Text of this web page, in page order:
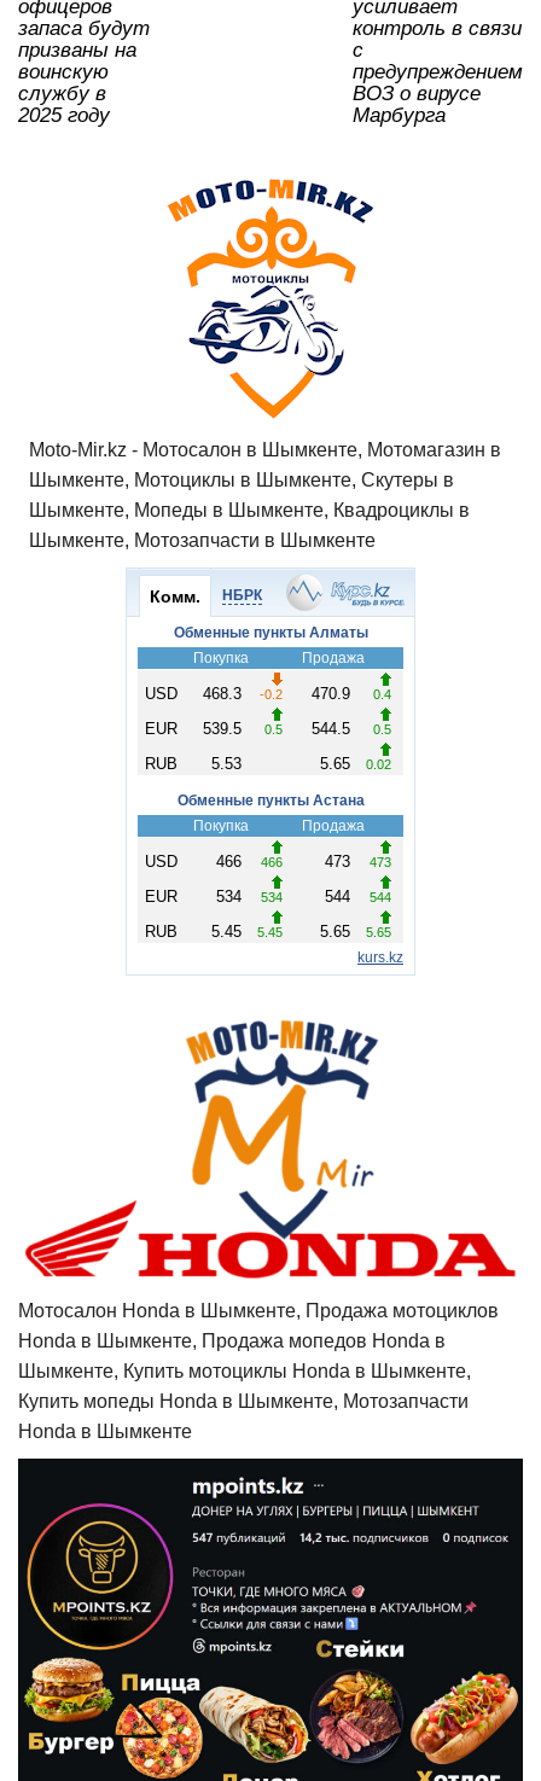
офицеров
запаса будут
призваны на
воинскую
службу в
2025 году
усиливает
контроль в связи
с
предупреждением
ВОЗ о вирусе
Марбурга
Moto-Mir.kz - Мотосалон в Шымкенте, Мотомагазин в
Шымкенте, Мотоциклы в Шымкенте, Скутеры в
Шымкенте, Мопеды в Шымкенте, Квадроциклы в
Шымкенте, Мотозапчасти в Шымкенте
Мотосалон Honda в Шымкенте, Продажа мотоциклов
Honda в Шымкенте, Продажа мопедов Honda в
Шымкенте, Купить мотоциклы Honda в Шымкенте,
Купить мопеды Honda в Шымкенте, Мотозапчасти
Honda в Шымкенте